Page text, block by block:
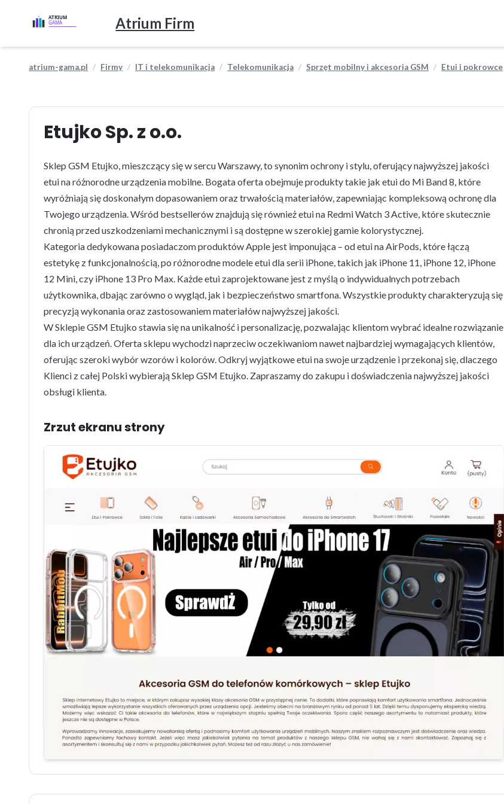
Atrium Firm
atrium-gama.pl Firmy IT i telekomunikacja Telekomunikacja Sprzęt mobilny i akcesoria GSM Etui i pokrowce
Etujko Sp. z o.o.
Sklep GSM Etujko, mieszczący się w sercu Warszawy, to synonim ochrony i stylu, oferujący najwyższej jakości
etui na różnorodne urządzenia mobilne. Bogata oferta obejmuje produkty takie jak etui do Mi Band 8, które
wyróżniają się doskonałym dopasowaniem oraz trwałością materiałów, zapewniając kompleksową ochronę dla
Twojego urządzenia. Wśród bestsellerów znajdują się również etui na Redmi Watch 3 Active, które skutecznie
chronią przed uszkodzeniami mechanicznymi i są dostępne w szerokiej gamie kolorystycznej.
Kategoria dedykowana posiadaczom produktów Apple jest imponująca – od etui na AirPods, które łączą
estetykę z funkcjonalnością, po różnorodne modele etui dla serii iPhone, takich jak iPhone 11, iPhone 12, iPhone
12 Mini, czy iPhone 13 Pro Max. Każde etui zaprojektowane jest z myślą o indywidualnych potrzebach
użytkownika, dbając zarówno o wygląd, jak i bezpieczeństwo smartfona. Wszystkie produkty charakteryzują się
precyzją wykonania oraz zastosowaniem materiałów najwyższej jakości.
W Sklepie GSM Etujko stawia się na unikalność i personalizację, pozwalając klientom wybrać idealne rozwiązanie
dla ich urządzeń. Oferta sklepu wychodzi naprzeciw oczekiwaniom nawet najbardziej wymagających klientów,
oferując szeroki wybór wzorów i kolorów. Odkryj wyjątkowe etui na swoje urządzenie i przekonaj się, dlaczego
Klienci z całej Polski wybierają Sklep GSM Etujko. Zapraszamy do zakupu i doświadczenia najwyższej jakości
obsługi klienta.
Zrzut ekranu strony